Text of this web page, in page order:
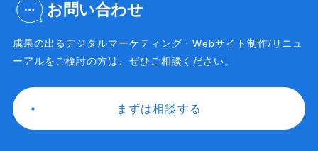
お問い合わせ
成果の出るデジタルマーケティング・Webサイト制作/ リニュ
ーアルをご検討の方は、ぜひご相談ください。
まずは相談する